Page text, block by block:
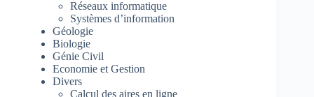
Réseaux informatique
Systèmes d’information
Géologie
Biologie
Génie Civil
Economie et Gestion
Divers
Calcul des aires en ligne